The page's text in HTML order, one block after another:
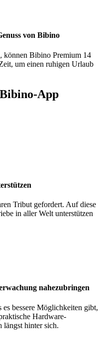
von Bibino
können Bibino Premium 14
um einen ruhigen Urlaub
App
Tribut gefordert. Auf diese
in aller Welt unterstützen
nahezubringen
bessere Möglichkeiten gibt,
Hardware-
längst hinter sich.